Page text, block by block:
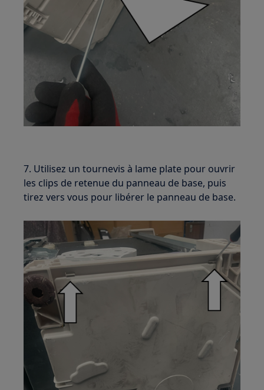
7. Utilisez un tournevis à lame plate pour ouvrir
les clips de retenue du panneau de base, puis
tirez vers vous pour libérer le panneau de base.